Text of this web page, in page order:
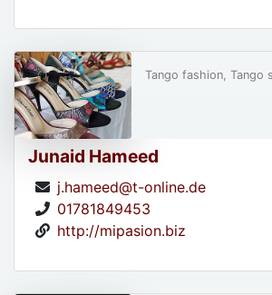
Junaid Hameed
j.hameed@t-online.de
01781849453
http://mipasion.biz
Tango fashion, Tango